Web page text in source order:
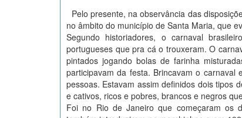
Pelo presente, na observância das
no âmbito do município de Santa Maria, que
Segundo historiadores, o carnaval
portugueses que pra cá o trouxeram. O
pintados jogando bolas de farinha
participavam da festa. Brincavam o
pessoas. Estavam assim definidos dois tipos
e cativos, ricos e pobres, brancos e negros
Foi no Rio de Janeiro que começaram os